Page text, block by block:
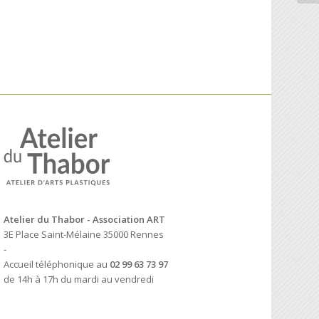
Atelier du Thabor - Association ART
3E Place Saint-Mélaine 35000 Rennes
-
Accueil téléphonique au 02 99 63 73 97
de 14h à 17h du mardi au vendredi